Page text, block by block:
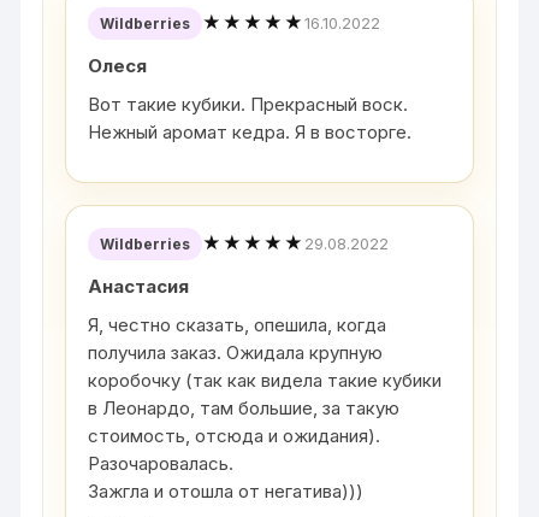
Wildberries ★★★★★16.10.2022
Олеся
Вот такие кубики. Прекрасный воск.
Нежный аромат кедра. Я в восторге.
Wildberries ★★★★★ 29.08.2022
Анастасия
Я, честно сказать, опешила, когда
получила заказ. Ожидала крупную
коробочку (так как видела такие кубики
в Леонардо, там большие, за такую
стоимость, отсюда и ожидания).
Разочаровалась.
Зажгла и отошла от негатива)))